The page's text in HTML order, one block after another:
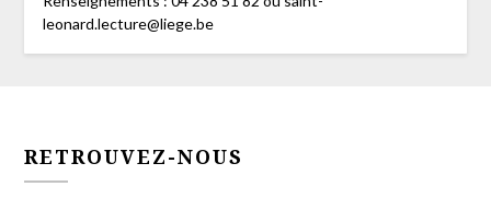
leonard.lecture@liege.be
RETROUVEZ-NOUS